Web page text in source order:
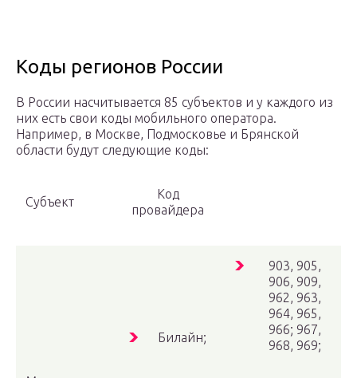
Коды регионов России
В России насчитывается 85 субъектов и у каждого из
них есть свои коды мобильного оператора.
Например, в Москве, Подмосковье и Брянской
области будут следующие коды:
Субъект
Код
провайдера
Билайн;
903, 905,
906, 909,
962, 963,
964, 965,
966; 967,
968, 969;